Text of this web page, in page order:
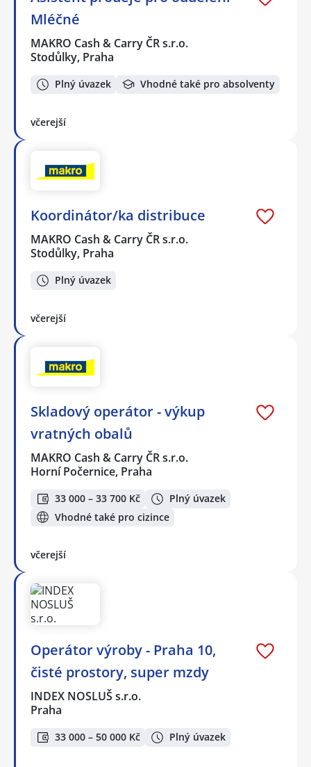
Mléčné
MAKRO Cash & Carry ČR s.r.o.
Stodůlky, Praha
Plný úvazek Vhodné také pro absolventy
včerejší
Koordinátor/ka distribuce
MAKRO Cash & Carry ČR s.r.o.
Stodůlky, Praha
Plný úvazek
včerejší
Skladový operátor - výkup
vratných obalů
MAKRO Cash & Carry ČR s.r.o.
Horní Počernice, Praha
33 000 – 33 700 Kč
Plný úvazek
Vhodné také pro cizince
včerejší
Operátor výroby - Praha 10,
čisté prostory, super mzdy
INDEX NOSLUŠ s.r.o.
Praha
33 000 – 50 000 Kč Plný úvazek